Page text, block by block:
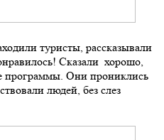
туристы, рассказывали
Сказали хорошо,
программы. Они прониклись
людей, без слез